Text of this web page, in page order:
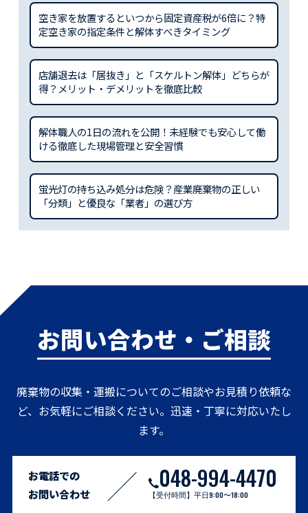
空き家を放置するといつから固定資産税が6倍に？特
定空き家の指定条件と解体すべきタイミング
店舗退去は「居抜き」と「スケルトン解体」どちらが
得？メリット・デメリットを徹底比較
解体職人の1日の流れを公開！未経験でも安心して働
ける徹底した現場管理と安全習慣
蛍光灯の持ち込み処分は危険？産業廃棄物の正しい
「分類」と優良な「業者」の選び方
お問い合わせ・ご相談
廃棄物の収集・運搬についてのご相談やお見積り依頼な
ど、お気軽にご相談ください。迅速・丁寧に対応いたし
ます。
お電話での
お問い合わせ
048-994-4470
【受付時間】平日9:00〜18:00